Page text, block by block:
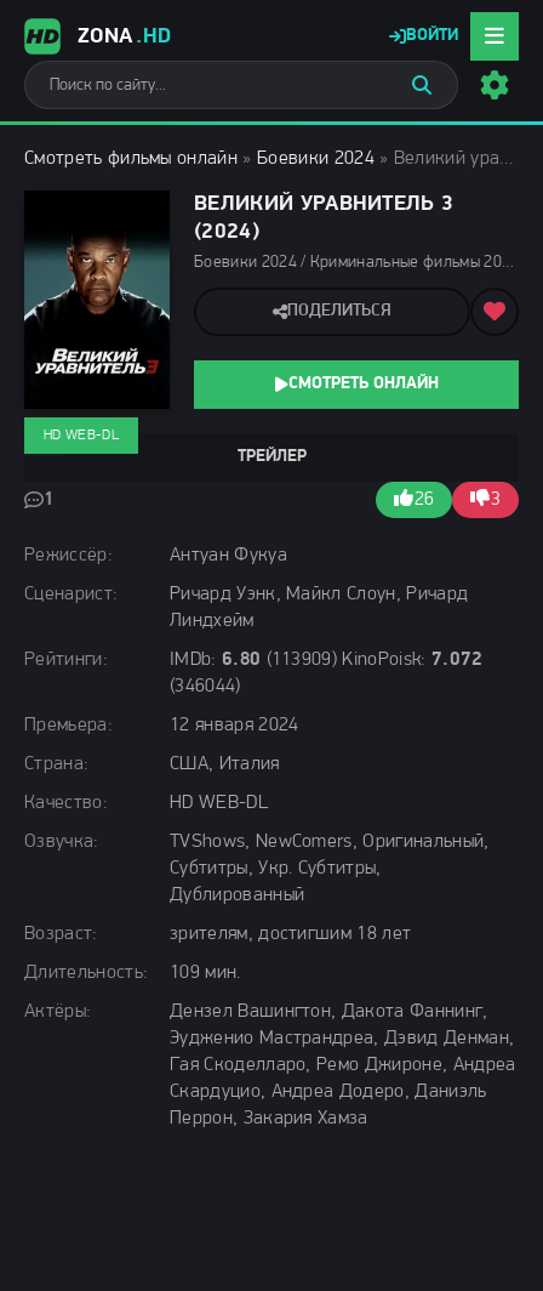
ZONA.HD ВОЙТИ
Смотреть фильмы онлайн » Боевики 2024» Великий уравнитель 3 (2024)
ВЕЛИКИЙ УРАВНИТЕЛЬ 3
(2024)
Боевики 2024 / Криминальные фильмы 2024 / Триллеры 2024 / Зарубежные фильмы 2024 / Новинки кино 2024 / Последние фильмы 2024 / Фильмы весны 2024 / Фильмы 2024 / Смотреть фильмы онлайн
Режиссёр:
Антуан Фукуа
Сценарист:
Ричард Уэнк, Майкл Слоун, Ричард
Линдхейм
Рейтинги:
IMDb: 6.80 (113909) KinoPoisk: 7.072
(346044)
Премьера:
12 января 2024
Страна:
США, Италия
Качество:
HD WEB-DL
Озвучка:
TVShows, NewComers, Оригинальный,
Субтитры, Укр. Субтитры,
Дублированный
Возраст:
зрителям, достигшим 18 лет
Длительность:
109 мин.
Актёры:
Дензел Вашингтон, Дакота Фаннинг,
Эудженио Мастрандреа, Дэвид Денман,
Гая Скоделларо, Ремо Джироне, Андреа
Скардуцио, Андреа Додеро, Даниэль
Перрон, Закария Хамза
ТРЕЙЛЕР
1 26 3
HD WEB-DL
ПОДЕЛИТЬСЯ
СМОТРЕТЬ ОНЛАЙН